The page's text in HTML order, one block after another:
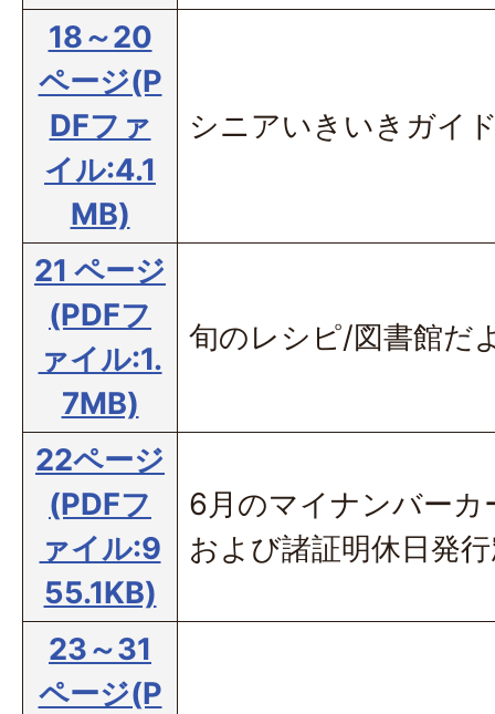
18～20
ページ(P
DFファ
イル:4.1
MB)
シニアいきいきガイ
21 ページ
(PDFフ
ァイル:1.
7MB)
旬のレシピ/図書館だ
22ページ
(PDFフ
ァイル:9
55.1KB)
6月のマイナンバーカ
および諸証明休日発
23～31
ページ(P